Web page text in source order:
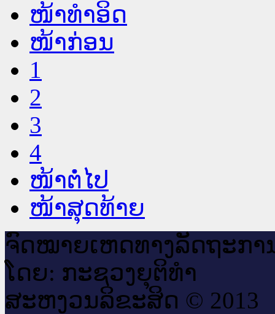
ໜ້າທໍາອິດ
ໜ້າກ່ອນ
1
2
3
4
ໜ້າຕໍ່ໄປ
ໜ້າສຸດທ້າຍ
ຈົດ​ໝາຍ​ເຫດ​ທາງ​ລັດ​ຖະ​ກາ
ໂດຍ: ກະ​ຊວງຍຸ​ຕິ​ທຳ
ສະ​ຫງວນ​ລິ​ຂະ​ສິດ © 2013